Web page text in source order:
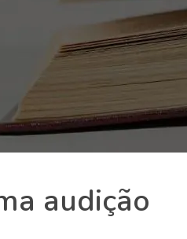
audição